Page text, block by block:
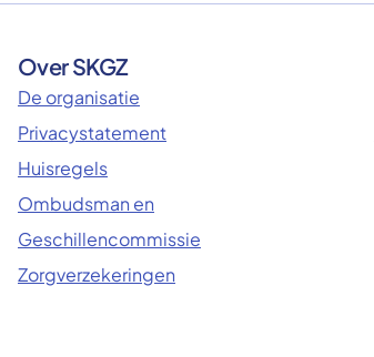
Over SKGZ
De organisatie
Privacystatement
Huisregels
Ombudsman en
Geschillencommissie
Zorgverzekeringen